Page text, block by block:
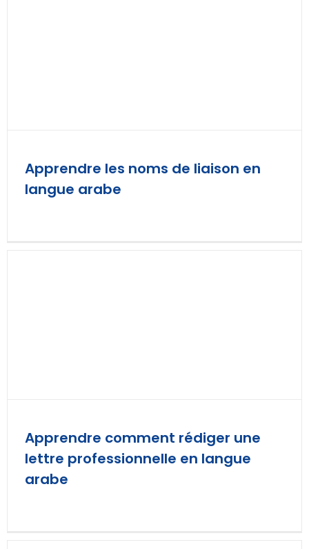
Apprendre les noms de liaison en
langue arabe
Apprendre comment rédiger une
lettre professionnelle en langue
arabe